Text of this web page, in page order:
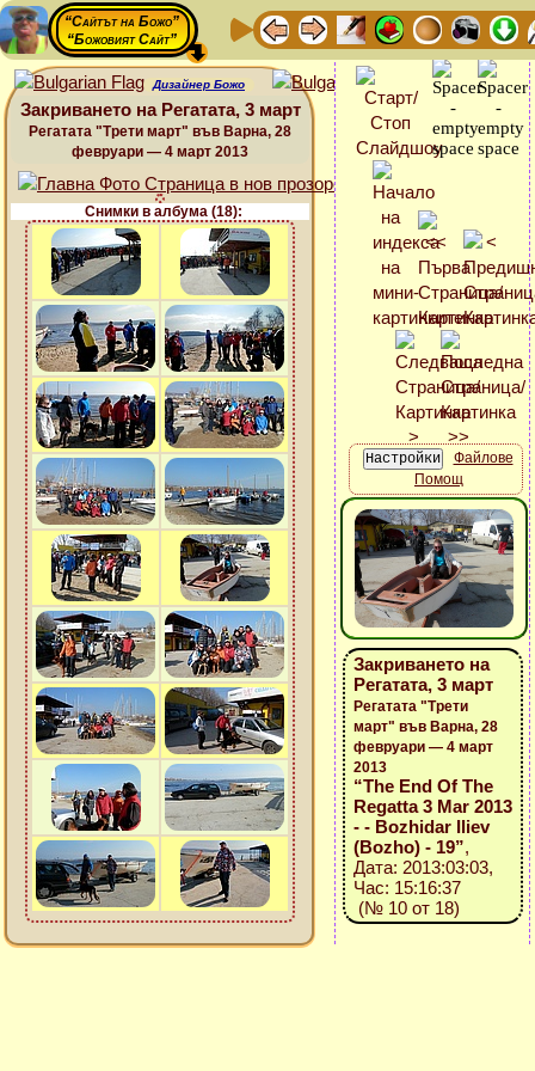
“Сайтът на Божо”
“Божовият Сайт”
Дизайнер Божо
Закриването на Регатата, 3 март
Регатата "Трети март" във Варна, 28
февруари — 4 март 2013
Снимки в албума (18):
Файлове
Помощ
Закриването на
Регатата, 3 март
Регатата "Трети
март" във Варна, 28
февруари — 4 март
2013
“The End Of The
Regatta 3 Mar 2013
- - Bozhidar Iliev
(Bozho) - 19”,
Дата: 2013:03:03,
Час: 15:16:37
(№ 10 от 18)